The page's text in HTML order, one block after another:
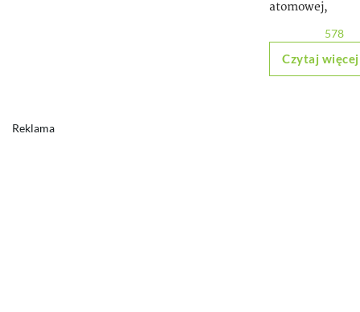
atomowej,
578
Czytaj więcej
Reklama